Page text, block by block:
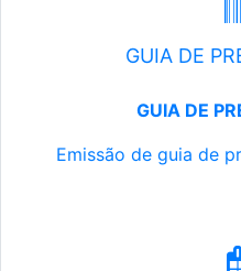
GUIA DE
GUIA DE
Emissão de guia de